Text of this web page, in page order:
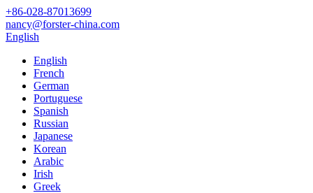
+86-028-87013699
nancy@forster-china.com
English
English
French
German
Portuguese
Spanish
Russian
Japanese
Korean
Arabic
Irish
Greek